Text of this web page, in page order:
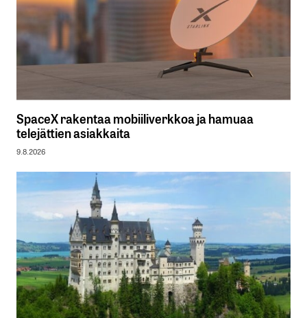
SpaceX rakentaa mobiiliverkkoa ja hamuaa
telejättien asiakkaita
9.8.2026